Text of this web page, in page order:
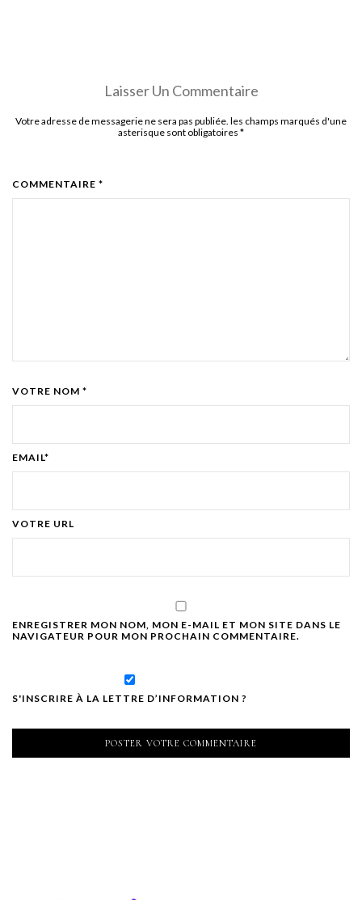
Laisser Un Commentaire
Votre adresse de messagerie ne sera pas publiée. les champs marqués d'une
asterisque sont obligatoires *
COMMENTAIRE *
VOTRE NOM *
EMAIL*
VOTRE URL
ENREGISTRER MON NOM, MON E-MAIL ET MON SITE DANS LE
NAVIGATEUR POUR MON PROCHAIN COMMENTAIRE.
S'INSCRIRE À LA LETTRE D’INFORMATION ?